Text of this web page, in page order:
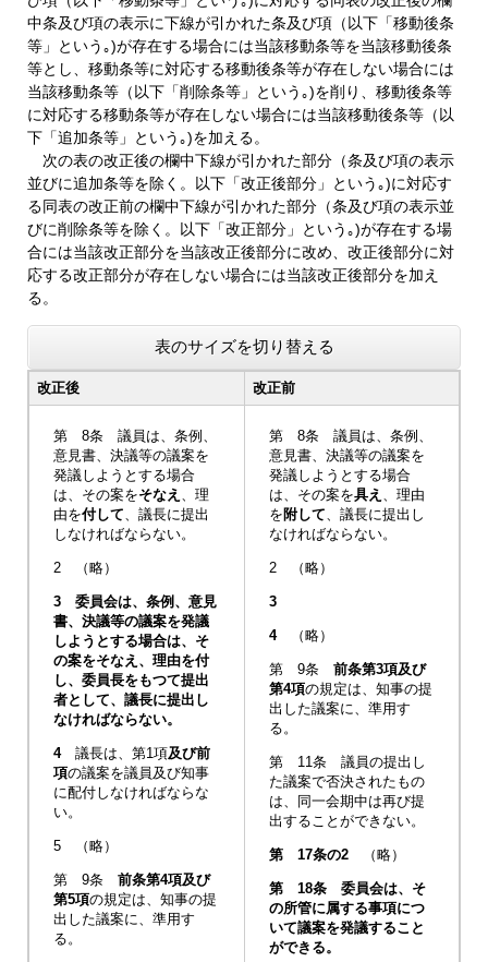
中条及び項の表示に下線が引かれた条及び項（以下「移動後条
等」という｡)が存在する場合には当該移動条等を当該移動後条
等とし、移動条等に対応する移動後条等が存在しない場合には
当該移動条等（以下「削除条等」という｡)を削り、移動後条等
に対応する移動条等が存在しない場合には当該移動後条等（以
下「追加条等」という｡)を加える。
次の表の改正後の欄中下線が引かれた部分（条及び項の表示
並びに追加条等を除く。以下「改正後部分」という｡)に対応す
る同表の改正前の欄中下線が引かれた部分（条及び項の表示並
びに削除条等を除く。以下「改正部分」という｡)が存在する場
合には当該改正部分を当該改正後部分に改め、改正後部分に対
応する改正部分が存在しない場合には当該改正後部分を加え
る。
表のサイズを切り替える
改正後 改正前
第 8条 議員は、条例、
意見書、決議等の議案を
発議しようとする場合
は、その案をそなえ
、理
由を付して 、議長に提出
しなければならない。
2 （略）
3 委員会は、条例、意見
書、決議等の議案を発議
しようとする場合は、そ
の案をそなえ、理由を付
し、委員長をもつて提出
者として、議長に提出し
なければならない。
4議長は、第1項及び前
項の議案を議員及び知事
に配付しなければならな
い。
5 （略）
第 9条 前条第4項及び
第5項の規定は、知事の提
出した議案に、準用す
る。
第 8条 議員は、条例、
意見書、決議等の議案を
発議しようとする場合
は、その案を具え
、理由
を附して 、議長に提出し
なければならない。
2 （略）
3
4（略）
第 9条 前条第3項及び
第4項の規定は、知事の提
出した議案に、準用す
る。
第 11条 議員の提出し
た議案で否決されたもの
は、同一会期中は再び提
出することができない。
第 17条の2（略）
第 18条 委員会は、そ
の所管に属する事項につ
いて議案を発議すること
ができる。